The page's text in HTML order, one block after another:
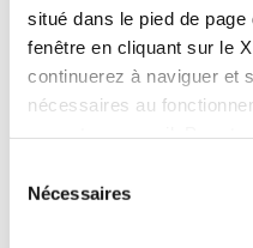
situé dans le pied de
fenêtre en cliquant sur le
continuerez à naviguer et
nécessaires au
Nécessaires
favorite_border